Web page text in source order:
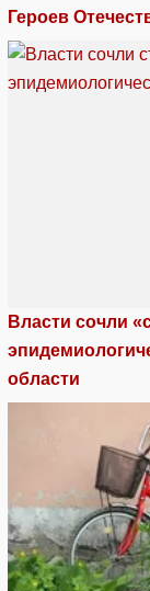
Героев
Власти сочли
области